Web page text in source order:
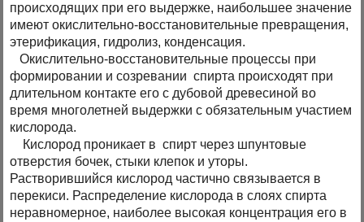
происходящих при его выдержке, наибольшее значение
имеют окислительно-восстановительные превращения,
этерификация, гидролиз, конденсация.
Окислительно-восстановительные процессы при
формировании и созревании спирта происходят при
длительном контакте его с дубовой древесиной во
время многолетней выдержки с обязательным участием
кислорода.
Кислород проникает в спирт через шпунтовые
отверстия бочек, стыки клепок и уторы.
Растворившийся кислород частично связывается в
перекиси. Распределение кислорода в слоях спирта
неравномерное, наиболее высокая концентрация его в